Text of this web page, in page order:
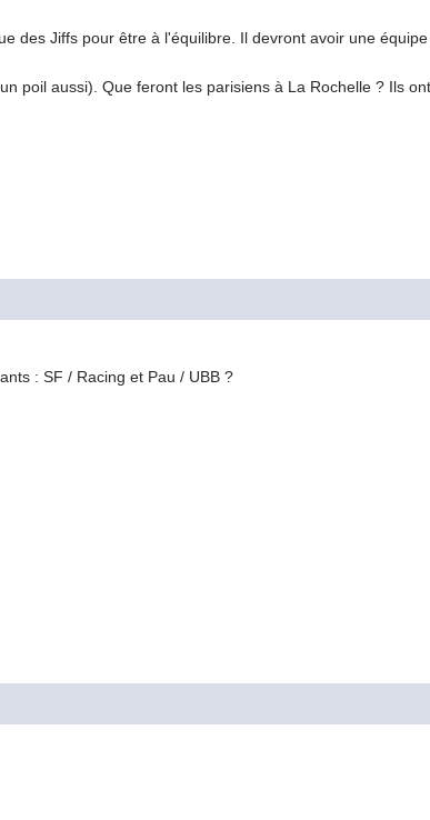
des Jiffs pour être à l'équilibre. Il devront avoir une
poil aussi). Que feront les parisiens à La Rochelle ? Ils
: SF / Racing et Pau / UBB ?